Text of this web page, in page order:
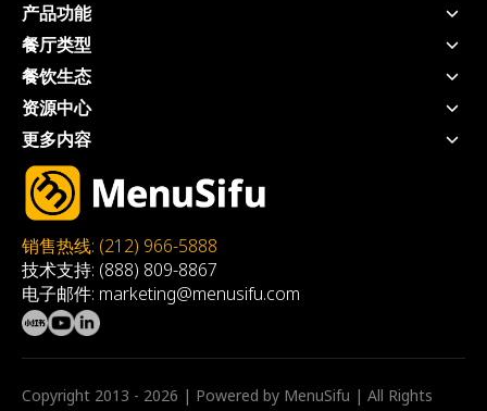
销售热线: (212) 966-5888
技术支持: (888) 809-8867
电子邮件: marketing@menusifu.com
产品功能
POS系统
手持POS
厨房显示系统
自助点餐机
扫码点餐
三方外卖整合
会员系统
餐厅类型
快捷服务餐厅
全服务餐厅
奶茶店
快餐店
咖啡店
自助餐厅
火锅店
烤肉店
餐饮生态
支付 - USEZPAY
信贷 - EZ Capital
营销 - MEALKEYWAY
咨询 - WEFOOD
厨房自动化
店内动态宣传 - 数拓
自动奶茶机 - Oloso
资源中心
价格方案
工具&白皮书
客户案例
关于我们
更多内容
推荐餐厅
加入我们
MSA
Privacy Policy
Affiliate-agreement
Terms & Condition
Warranty
HW Return Policy
Copyright 2013 - 2026 | Powered by MenuSifu | All Rights